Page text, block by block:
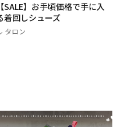
【SALE】お手頃価格で手に入
着回しシューズ
タロン